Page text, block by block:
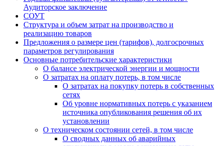
Аудиторское заключение
СОУТ
Структура и объем затрат на производство и
реализацию товаров
Предложения о размере цен (тарифов), долгосрочных
параметров регулирования
Основные потребительские характеристики
О балансе электрической энергии и мощности
О затратах на оплату потерь, в том числе
О затратах на покупку потерь в собственных
сетях
Об уровне нормативных потерь с указанием
источника опубликования решения об их
установлении
О техническом состоянии сетей, в том числе
О сводных данных об аварийных